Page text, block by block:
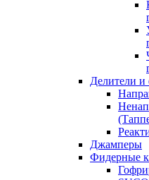
Делители
Джамперы
Фидерные